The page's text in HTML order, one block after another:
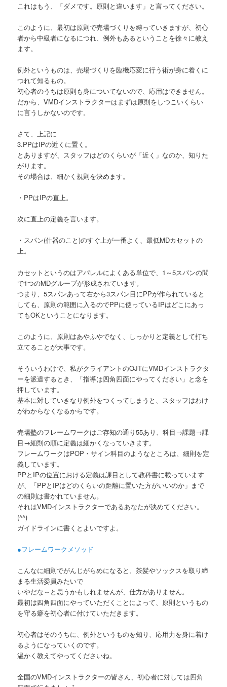
これはもう、「ダメです。原則と違います」と言ってください。
このように、最初は原則で売場づくりを縛っていきますが、初心
者から中級者になるにつれ、例外もあるということを徐々に教え
ます。
例外というものは、売場づくりを臨機応変に行う術が身に着くに
つれて知るもの。
初心者のうちは原則も身についてないので、応用はできません。
だから、VMDインストラクターはまずは原則をしつこいくらい
に言うしかないのです。
さて、上記に
3.PPはIPの近くに置く。
とありますが、スタッフはどのくらいが「近く」なのか、知りた
がります。
その場合は、細かく規則を決めます。
・PPはIPの直上。
次に直上の定義を言います。
・スパン(什器のこと)のすぐ上が一番よく、最低MDカセットの
上。
カセットというのはアパレルによくある単位で、1～5スパンの間
で1つのMDグループが形成されています。
つまり、5スパンあって右から3スパン目にPPが作られていると
しても、原則の範囲に入るのでPPに使っているIPはどこにあっ
てもOKということになります。
このように、原則はあやふやでなく、しっかりと定義として打ち
立てることが大事です。
そういうわけで、私がクライアントのOJTにVMDインストラクタ
ーを派遣するとき、「指導は四角四面にやってください」と念を
押しています。
基本に対していきなり例外をつくってしまうと、スタッフはわけ
がわからなくなるからです。
売場塾のフレームワークはご存知の通り55あり、科目→課題→課
目→細則の順に定義は細かくなっていきます。
フレームワークはPOP・サイン科目のようなところは、細則を定
義しています。
PPとIPの位置における定義は課目として教科書に載っています
が、「PPとIPはどのくらいの距離に置いた方がいいのか」まで
の細則は書かれていません。
それはVMDインストラクターであるあなたが決めてください。
(^^)
ガイドラインに書くとよいですよ。
●フレームワークメソッド
こんなに細則でがんじがらめになると、茶髪やソックスを取り締
まる生活委員みたいで
いやだな～と思うかもしれませんが、仕方がありません。
最初は四角四面にやっていただくことによって、原則というもの
を守る癖を初心者に付けていただきます。
初心者はそのうちに、例外というものを知り、応用力を身に着け
るようになっていくのです。
温かく教えてやってくださいね。
全国のVMDインストラクターの皆さん、初心者に対しては四角